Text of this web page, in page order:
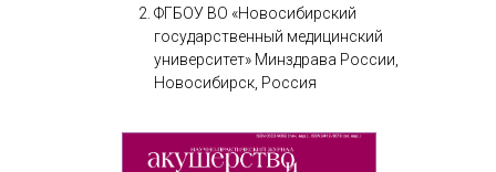
ФГБОУ ВО «Новосибирский
государственный медицинский
университет» Минздрава России,
Новосибирск, Россия